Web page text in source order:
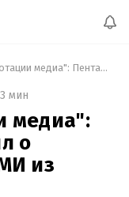
"Программа ротации медиа": Пентагон США заявил о "выселении" ряда СМИ из своих офисов
3 мин
медиа":
о
из